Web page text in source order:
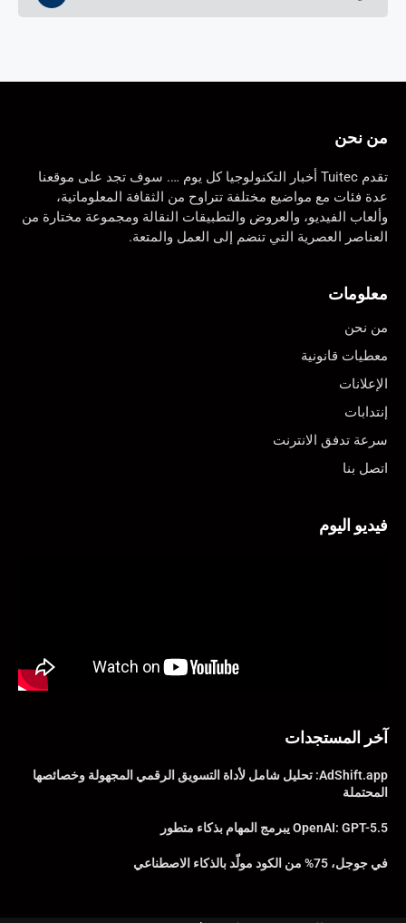
من نحن
تقدم Tuitec أخبار التكنولوجيا كل يوم …. سوف تجد على موقعنا
عدة فئات مع مواضيع مختلفة تتراوح من الثقافة المعلوماتية،
وألعاب الفيديو، والعروض والتطبيقات النقالة ومجموعة مختارة من
العناصر العصرية التي تنضم إلى العمل والمتعة.
معلومات
من نحن
معطيات قانونية
الإعلانات
إنتدابات
سرعة تدفق الانترنت
اتصل بنا
فيديو اليوم
آخر المستجدات
AdShift.app: تحليل شامل لأداة التسويق الرقمي المجهولة وخصائصها
المحتملة
OpenAI: GPT-5.5 يبرمج المهام بذكاء متطور
في جوجل، 75% من الكود مولّد بالذكاء الاصطناعي